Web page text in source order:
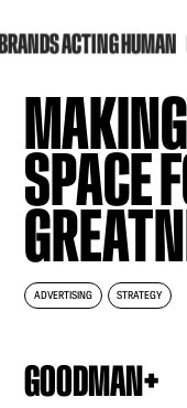
HUMANCREATING
MAKING
SPACE
ADVERTISING STRATEGY
GOODMAN+